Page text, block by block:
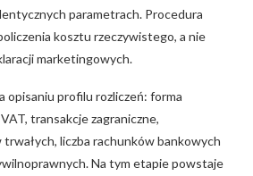
parametrach. Procedura
kosztu rzeczywistego, a nie
marketingowych.
opisaniu profilu rozliczeń: forma
transakcje zagraniczne,
liczba rachunków bankowych
Na tym etapie powstaje